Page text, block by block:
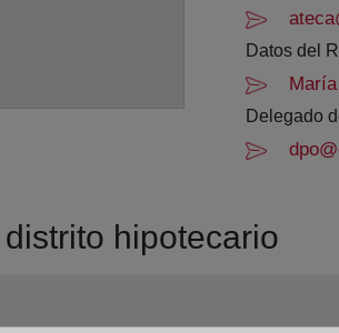
Datos del
Delegado
hipotecario